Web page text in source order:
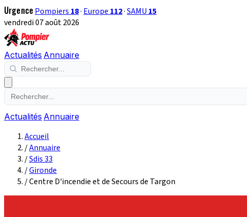
Urgence Pompiers 18· Europe 112·SAMU 15
vendredi 07 août 2026
Actualités Annuaire
Actualités Annuaire
Accueil
/Annuaire
/Sdis 33
/Gironde
/Centre D'incendie et de Secours de Targon